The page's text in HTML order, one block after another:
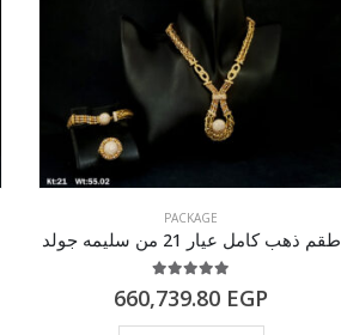
PACKAGE
طقم ذهب كامل عيار 21 من سليمه جولد
660,739.80 EGP